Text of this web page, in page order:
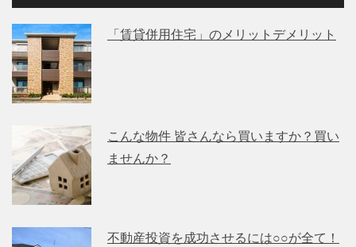
「賃貸併用住宅」のメリットデメリット
こんな物件 皆さんなら買いますか？買い
ませんか？
不動産投資を成功させるには○○が全て！